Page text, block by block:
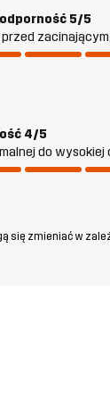
5/5
przed
4/5
do
się zmieniać w